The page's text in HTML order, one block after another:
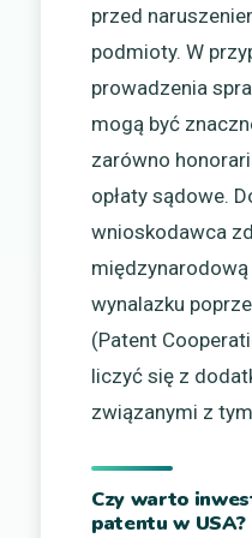
przed
podmioty. W
prowadzenia
mogą być
zarówno
opłaty sądowe.
wnioskodawca
wynalazku
(Patent
liczyć się z
związanymi z
Czy warto
patentu w USA?